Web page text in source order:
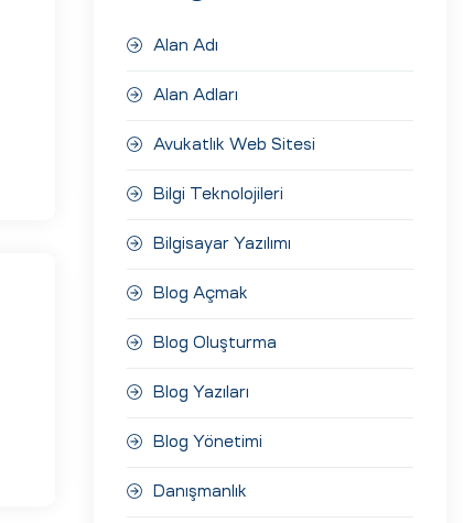
Alan Adı
Alan Adları
Avukatlık Web Sitesi
Bilgi Teknolojileri
Bilgisayar Yazılımı
Blog Açmak
Blog Oluşturma
Blog Yazıları
Blog Yönetimi
Danışmanlık